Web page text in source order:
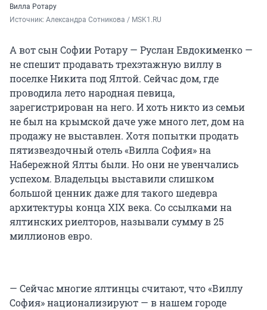
Вилла Ротару
Источник: Александра Сотникова / MSK1.RU
А вот сын Софии Ротару — Руслан Евдокименко —
не спешит продавать трехэтажную виллу в
поселке Никита под Ялтой. Сейчас дом, где
проводила лето народная певица,
зарегистрирован на него. И хоть никто из семьи
не был на крымской даче уже много лет, дом на
продажу не выставлен. Хотя попытки продать
пятизвездочный отель «Вилла София» на
Набережной Ялты были. Но они не увенчались
успехом. Владельцы выставили слишком
большой ценник даже для такого шедевра
архитектуры конца XIX века. Со ссылками на
ялтинских риелторов, называли сумму в 25
миллионов евро.
— Сейчас многие ялтинцы считают, что «Виллу
София» национализируют — в нашем городе